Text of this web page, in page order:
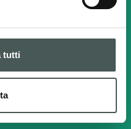
tutti